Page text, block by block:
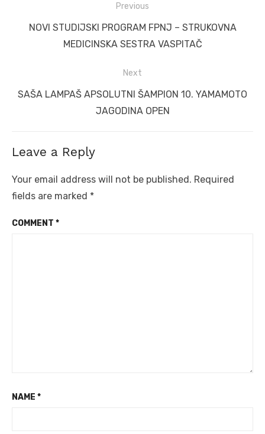
navigation
Previous
Previous
NOVI STUDIJSKI PROGRAM FPNJ – STRUKOVNA
MEDICINSKA SESTRA VASPITAČ
Next
Next
SAŠA LAMPAŠ APSOLUTNI ŠAMPION 10. YAMAMOTO
JAGODINA OPEN
Leave a Reply
Your email address will not be published. Required
fields are marked *
COMMENT *
NAME *